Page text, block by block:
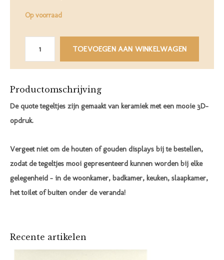
Op voorraad
TOEVOEGEN AAN WINKELWAGEN
Productomschrijving
De quote tegeltjes zijn gemaakt van keramiek met een mooie 3D-
opdruk.
Vergeet niet om de houten of gouden displays bij te bestellen,
zodat de tegeltjes mooi gepresenteerd kunnen worden bij elke
gelegenheid – in de woonkamer, badkamer, keuken, slaapkamer,
het toilet of buiten onder de veranda!
Recente artikelen